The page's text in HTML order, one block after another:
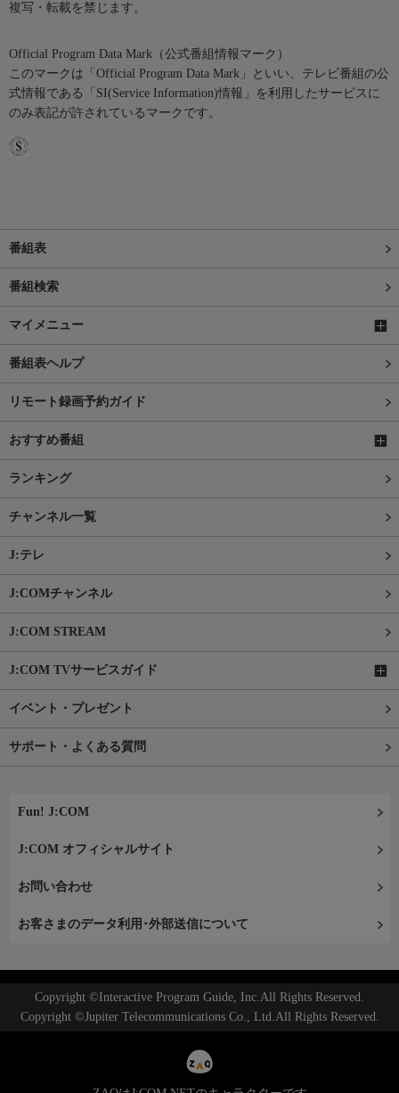
複写・転載を禁じます。
Official Program Data Mark（公式番組情報マーク）
このマークは「Official Program Data Mark」といい、テレビ番組の公
式情報である「SI(Service Information)情報」を利用したサービスに
のみ表記が許されているマークです。
番組表
番組検索
マイメニュー
番組表ヘルプ
リモート録画予約ガイド
おすすめ番組
ランキング
チャンネル一覧
J:テレ
J:COMチャンネル
J:COM STREAM
J:COM TVサービスガイド
イベント・プレゼント
サポート・よくある質問
Fun! J:COM
J:COM オフィシャルサイト
お問い合わせ
お客さまのデータ利用･外部送信について
Copyright ©Interactive Program Guide, Inc.All Rights Reserved.
Copyright ©Jupiter Telecommunications Co., Ltd.All Rights Reserved.